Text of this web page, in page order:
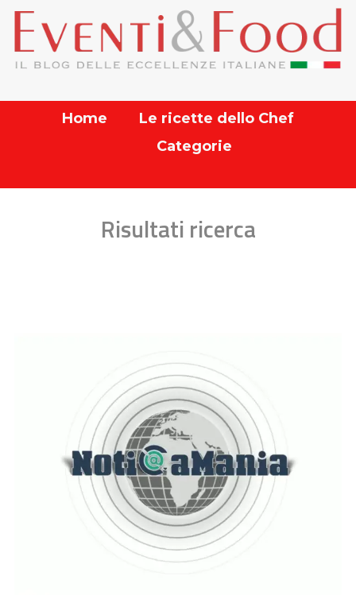
Home
Le ricette dello Chef
Categorie
Risultati ricerca